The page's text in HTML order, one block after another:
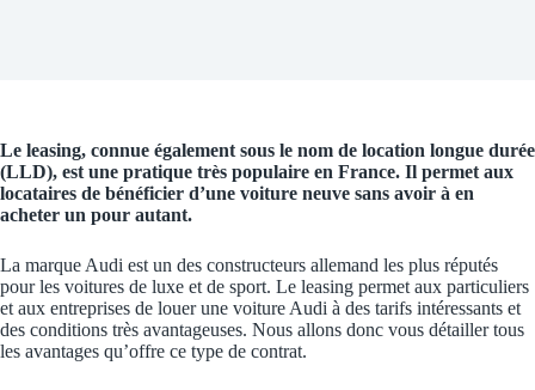
Le leasing, connue également sous le nom de location longue durée
(LLD), est une pratique très populaire en France. Il permet aux
locataires de bénéficier d’une voiture neuve sans avoir à en
acheter un pour autant.
La marque Audi est un des constructeurs allemand les plus réputés
pour les voitures de luxe et de sport. Le leasing permet aux particuliers
et aux entreprises de louer une voiture Audi à des tarifs intéressants et
des conditions très avantageuses. Nous allons donc vous détailler tous
les avantages qu’offre ce type de contrat.